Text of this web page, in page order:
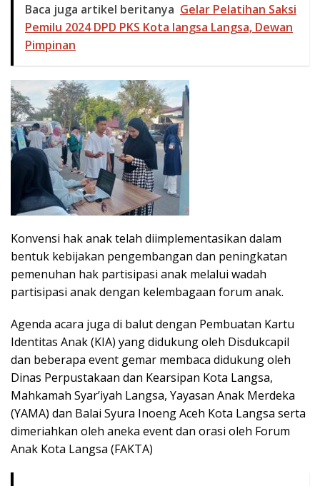
Baca juga artikel beritanya Gelar Pelatihan Saksi
Pemilu 2024 DPD PKS Kota langsa Langsa, Dewan
Pimpinan
Konvensi hak anak telah diimplementasikan dalam
bentuk kebijakan pengembangan dan peningkatan
pemenuhan hak partisipasi anak melalui wadah
partisipasi anak dengan kelembagaan forum anak.
Agenda acara juga di balut dengan Pembuatan Kartu
Identitas Anak (KIA) yang didukung oleh Disdukcapil
dan beberapa event gemar membaca didukung oleh
Dinas Perpustakaan dan Kearsipan Kota Langsa,
Mahkamah Syar’iyah Langsa, Yayasan Anak Merdeka
(YAMA) dan Balai Syura Inoeng Aceh Kota Langsa serta
dimeriahkan oleh aneka event dan orasi oleh Forum
Anak Kota Langsa (FAKTA)